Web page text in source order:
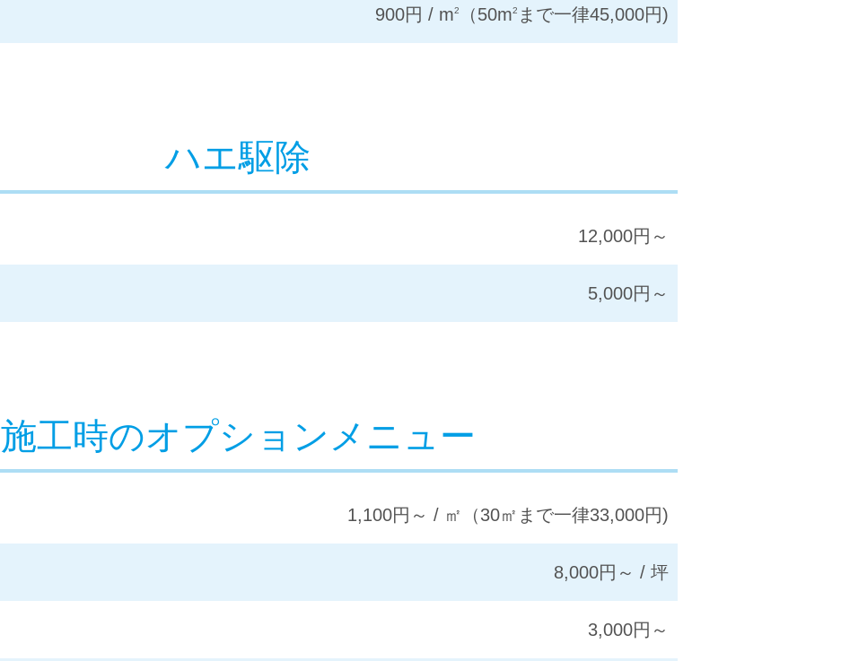
900円 / m2 （50m2 まで一律45,000円)
ハエ駆除
12,000円～
5,000円～
施工時のオプションメニュー
1,100円～ / ㎡（30㎡まで一律33,000円)
8,000円～ / 坪
3,000円～